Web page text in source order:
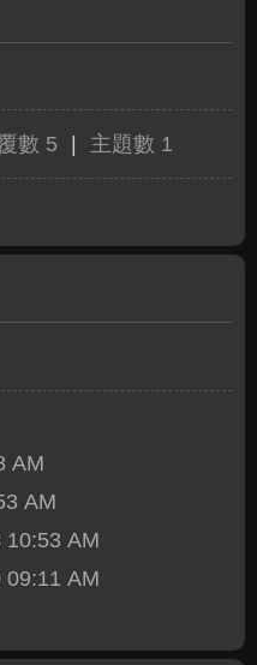
數 5 主題數 1
AM
AM
10:53 AM
09:11 AM